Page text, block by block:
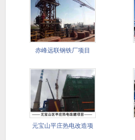
赤峰远联钢铁厂项目
元宝山平庄热电改造项